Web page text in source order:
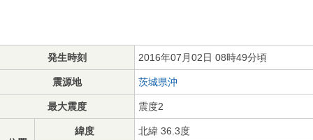
発生時刻 2016年07月02日 08時49分頃
震源地 茨城県沖
最大震度 震度2
緯度 北緯 36.3度